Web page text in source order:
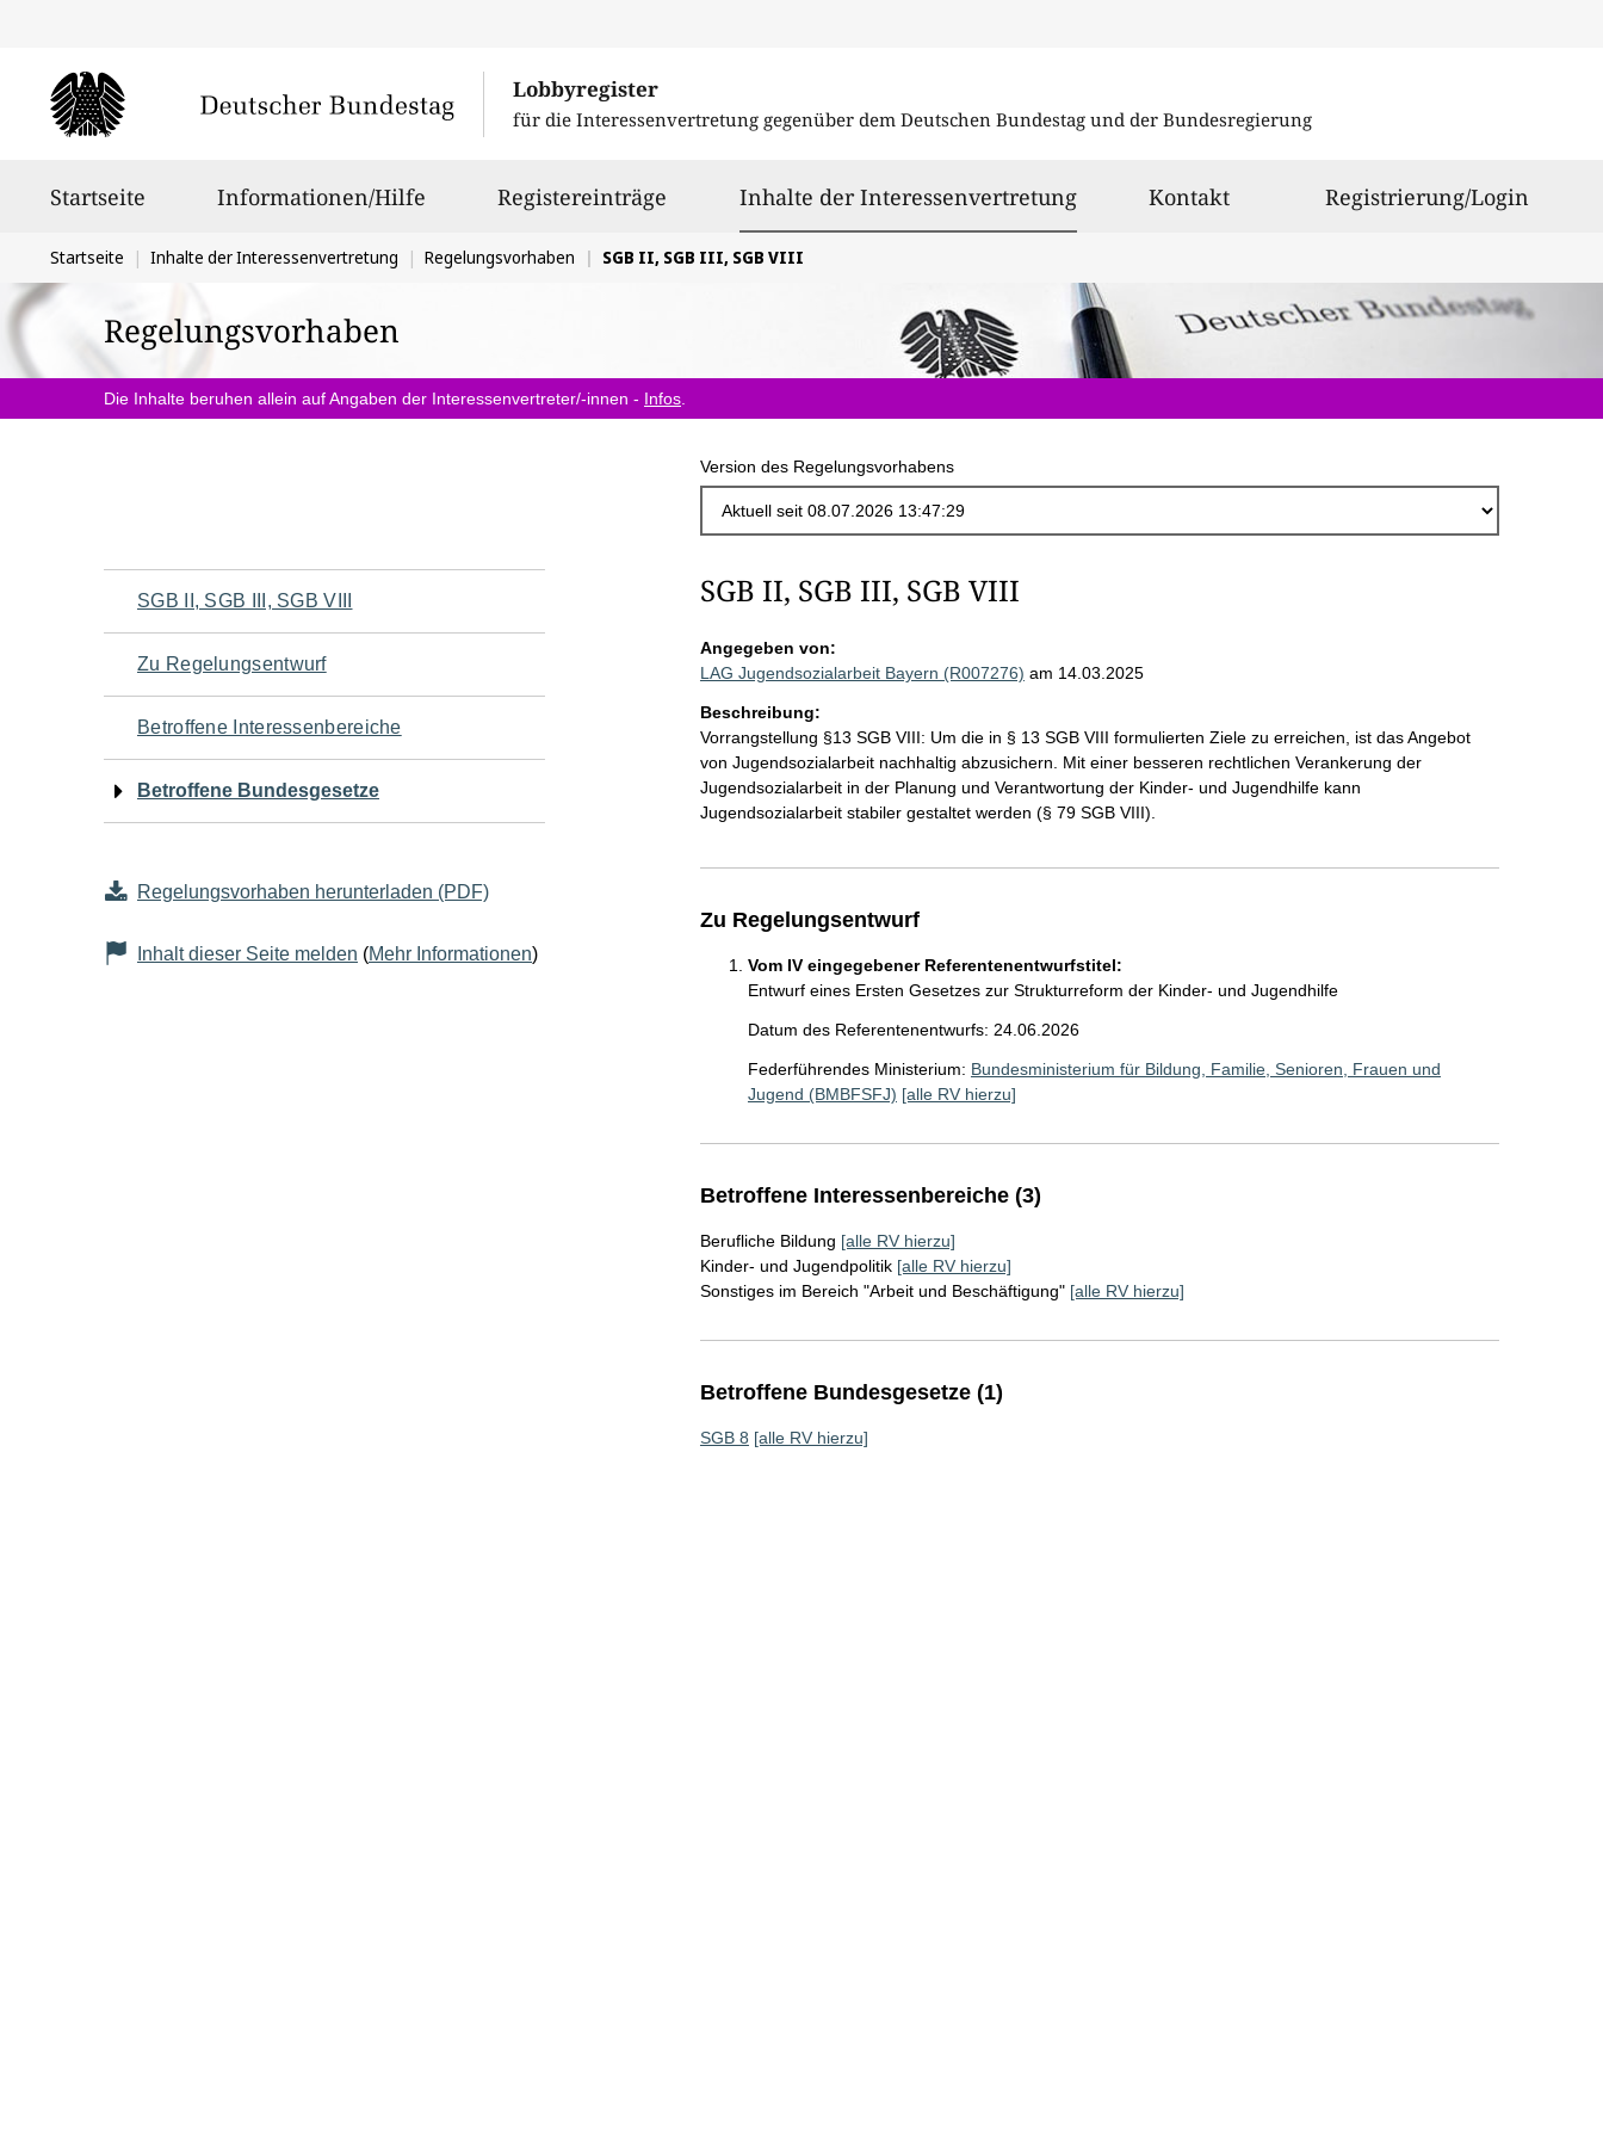
Lobbyregister
für die Interessenvertretung gegenüber dem Deutschen Bundestag und der Bundesregierung
Startseite Informationen/Hilfe Registereinträge Inhalte der Interessenvertretungausgewählt
Kontakt Registrierung/Login
Sie
befinden
sich
hier:
Startseite Inhalte der Interessenvertretung Regelungsvorhaben SGB II, SGB III, SGB VIII
Regelungsvorhaben
Die Inhalte beruhen allein auf Angaben der Interessenvertreter/-innen - Infos
Version des Regelungsvorhabens
Navigation
für
den
Seiteninhalt
SGB II, SGB III, SGB VIII
Zu Regelungsentwurf
Betroffene Interessenbereiche
Betroffene Bundesgesetze
Regelungsvorhaben herunterladen (PDF)
Inhalt dieser Seite melden (Mehr Informationen)
SGB II, SGB III, SGB VIII
Angegeben von:
LAG Jugendsozialarbeit Bayern (R007276) am 14.03.2025
Beschreibung:
Vorrangstellung §13 SGB VIII: Um die in § 13 SGB VIII formulierten Ziele zu erreichen, ist das Angebot
von Jugendsozialarbeit nachhaltig abzusichern. Mit einer besseren rechtlichen Verankerung der
Jugendsozialarbeit in der Planung und Verantwortung der Kinder- und Jugendhilfe kann
Jugendsozialarbeit stabiler gestaltet werden (§ 79 SGB VIII).
Zu Regelungsentwurf
Vom IV eingegebener Referentenentwurfstitel:
Entwurf eines Ersten Gesetzes zur Strukturreform der Kinder- und Jugendhilfe
Datum des Referentenentwurfs: 24.06.2026
Federführendes Ministerium: Bundesministerium für Bildung, Familie, Senioren, Frauen und
Jugend (BMBFSFJ) [alle RV hierzu]
Betroffene Interessenbereiche (3)
Berufliche Bildung [alle RV hierzu]
Kinder- und Jugendpolitik [alle RV hierzu]
Sonstiges im Bereich "Arbeit und Beschäftigung" [alle RV hierzu]
Betroffene Bundesgesetze (1)
SGB 8 [alle RV hierzu]